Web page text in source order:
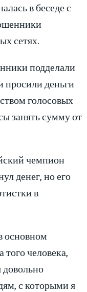
в беседе с
сетях.
подделали
просили деньги
голосовых
занять сумму от
чемпион
денег, но его
в
основном
человека,
с которыми я